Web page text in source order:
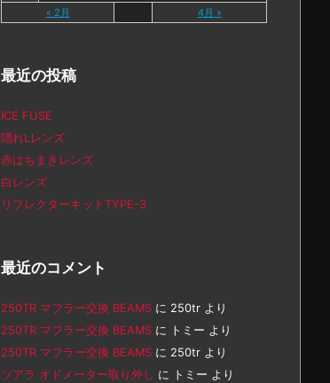
« 2月 4月 »
最近の投稿
ICE FUSE
隠れLレンズ
赤はちまきレンズ
白レンズ
リフレクターキットTYPE-3
最近のコメント
250TR マフラー交換 BEAMS に 250tr より
250TR マフラー交換 BEAMS に トミー より
250TR マフラー交換 BEAMS に 250tr より
ソアラ オドメーター取り外し に トミー より